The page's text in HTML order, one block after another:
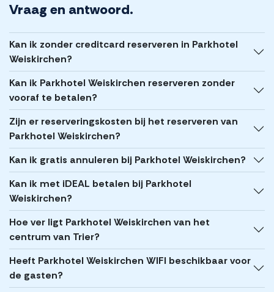
Vraag en antwoord.
Kan ik zonder creditcard reserveren in Parkhotel
Weiskirchen?
Kan ik Parkhotel Weiskirchen reserveren zonder
vooraf te betalen?
Zijn er reserveringskosten bij het reserveren van
Parkhotel Weiskirchen?
Kan ik gratis annuleren bij Parkhotel Weiskirchen?
Kan ik met iDEAL betalen bij Parkhotel
Weiskirchen?
Hoe ver ligt Parkhotel Weiskirchen van het
centrum van Trier?
Heeft Parkhotel Weiskirchen WIFI beschikbaar voor
de gasten?